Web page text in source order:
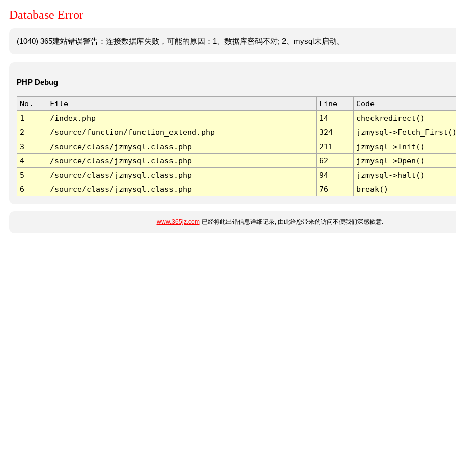
Database Error
(1040) 365建站错误警告：连接数据库失败，可能的原因：1、数据库密码不对; 2、mysql未启动。
PHP Debug
No. File Line
Code
1
/index.php 14
checkredirect()
2
/source/function/function_extend.php 324
jzmysql-
3
/source/class/jzmysql.class.php 211
jzmysql->Init()
4
/source/class/jzmysql.class.php 62
jzmysql->Open()
5
/source/class/jzmysql.class.php 94
jzmysql->halt()
6
/source/class/jzmysql.class.php 76 break()
www.365jz.com已经将此出错信息详细记录, 由此给您带来的访问不便我们深感歉意.